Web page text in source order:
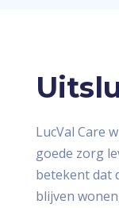
LucVal Care
goede zorg
betekent dat
blijven